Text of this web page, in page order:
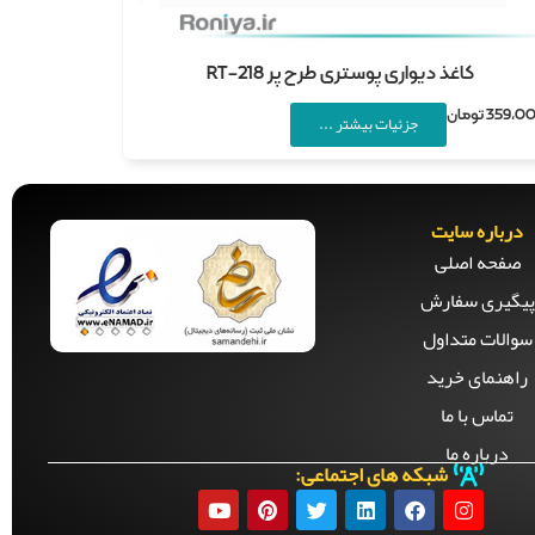
کاغذ دیواری پوستری طرح پر RT-218
تومان جزئیات بیشتر ...
درباره سایت
صفحه‌ اصلی
پیگیری سفارش
سوالات متداول
راهنمای خرید
تماس با ما
درباره ما
شبکه های اجتماعی: